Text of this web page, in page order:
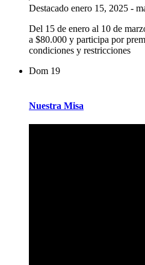
Destacado enero 15, 2025 -
Del 15 de enero al 10 de
a $80.000 y participa por
condiciones y restricciones
Dom 19
Nuestra Misa